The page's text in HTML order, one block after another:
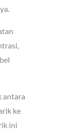
antara
ke
ini